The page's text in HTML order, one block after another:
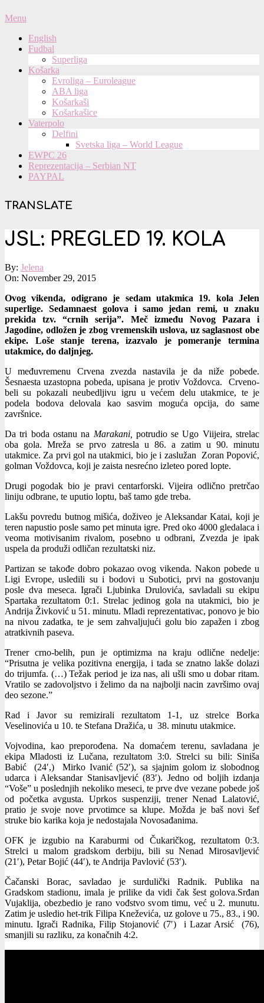
Primary
Menu
Menu
English
Fudbal
Superliga
Košarka
Evroliga – Euroleague
ABA liga
Košarkaši
Košarkašice
Vaterpolo
Delfini
Svetska liga – World League
EWPC 26
Reprezentacija – Serbian NT
PAYPAL
TRANSLATE
JSL: PREGLED 19. KOLA
By: Jelena
On: November 29, 2015
Ovog vikenda, odigrano je sedam utakmica 19. kola Jelen
superlige. Sedamnaest golova i samo jedan remi, u znaku
prekida tzv. “crnih serija”. Meč između Novog Pazara i
Jagodine, odložen je zbog vremenskih uslova, uz saglasnost obe
ekipe. Loše stanje terena, izazvalo je pomeranje termina
utakmice, do daljnjeg.
U međuvremenu Crvena zvezda nastavila je da niže pobede.
Šesnaesta uzastopna pobeda, upisana je protiv Voždovca. Crveno-
beli su pokazali neubedljivu igru u većem delu utakmice, te je
podela bodova delovala kao sasvim moguća opcija, do same
završnice.
Da tri boda ostanu na Marakani, potrudio se Ugo Viijeira, strelac
oba gola. Mreža se prvo zatresla u 86. a zatim u 90. minutu
utakmice. Za prvi gol na utakmici, bio je i zaslužan Zoran Popović,
golman Voždovca, koji je zaista nesrećno izleteo pored lopte.
Drugi pogodak bio je pravi centarforski. Vijeira odlično pretrčao
liniju odbrane, te uputio loptu, baš tamo gde treba.
Lakšu povredu butnog mišića, doživeo je Aleksandar Katai, koji je
teren napustio posle samo pet minuta igre. Pred oko 4000 gledalaca i
veoma motivisanim rivalom, posebno u odbrani, Zvezda je ipak
uspela da produži odličan rezultatski niz.
Partizan se takođe dobro pokazao ovog vikenda. Nakon pobede u
Ligi Evrope, usledili su i bodovi u Subotici, prvi na gostovanju
posle dva meseca. Igrači Ljubinka Drulovića, savladali su ekipu
Spartaka rezultatom 0:1. Strelac jedinog gola na utakmici, bio je
Andrija Živković u 51. minutu. Mladi reprezentativac, ponovo je bio
na nivou zadatka, te je sem zahvaljujući golu bio zapažen i zbog
atratkivnih paseva.
Trener crno-belih, pun je optimizma na kraju odlične nedelje:
“Prisutna je velika pozitivna energija, i tada se znatno lakše dolazi
do trijumfa. (…) Težak period je iza nas, ali ušli smo u dobar ritam.
Vratilo se zadovoljstvo i želimo da na najbolji nacin završimo ovaj
deo sezone.”
Rad i Javor su remizirali rezultatom 1-1, uz strelce Borka
Veselinovića u 10. te Stefana Dražića, u 38. minutu utakmice.
Vojvodina, kao preporođena. Na domaćem terenu, savladana je
ekipa Mladosti iz Lučana, rezultatom 3:0. Strelci su bili: Siniša
Babić (24′,) Mirko Ivanić (52′), sa sjajnim golom iz slobodnog
udarca i Aleksandar Stanisavljević (83′). Jedno od boljih izdanja
“Voše” u poslednjih nekoliko meseci, te prve dve vezane pobede još
od početka avgusta. Uprkos suspenziji, trener Nenad Lalatović,
pratio je svoje nove prvotimce sa klupe. Možda je baš novi šef
struke bio karika koja je nedostajala Novosađanima.
OFK je izgubio na Karaburmi od Čukaričkog, rezultatom 0:3.
Strelci u malom gradskom derbiju, bili su Nenad Mirosavljević
(21′), Petar Bojić (44′), te Andrija Pavlović (53′).
Čačanski Borac, savladao je surdulički Radnik. Publika na
Gradskom stadionu, imala je prilike da vidi čak šest golova.Srđan
Vujaklija, obezbedio je rano vođstvo svom timu, već u 2. munutu.
Zatim je usledio het-trik Filipa Kneževića, uz golove u 75., 83., i 90.
minutu. Igrači Radnika, Filip Stojanović (7′) i Lazar Arsić (76),
smanjili su razliku, za konačnih 4:2.